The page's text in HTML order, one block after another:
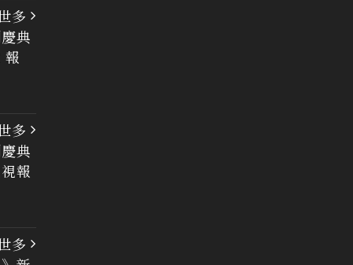
多
典
報
多
典
報
多